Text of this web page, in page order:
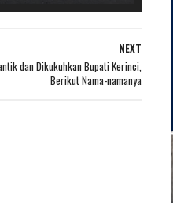
NEXT
dan Dikukuhkan Bupati Kerinci,
Berikut Nama-namanya